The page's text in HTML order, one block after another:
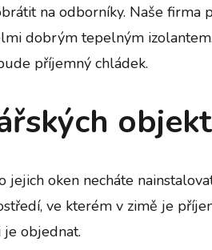
na odborníky. Naše firma
dobrým tepelným
příjemný chládek.
oken necháte
ve kterém v zimě je
je objednat.